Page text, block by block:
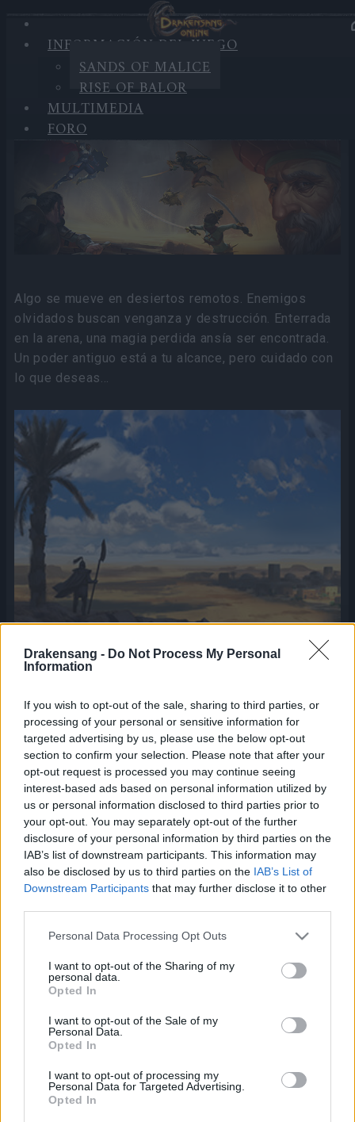
Drakensang - Do Not Process My Personal
Information
If you wish to opt-out of the sale, sharing to third parties, or
processing of your personal or sensitive information for
targeted advertising by us, please use the below opt-out
section to confirm your selection. Please note that after your
opt-out request is processed you may continue seeing
interest-based ads based on personal information utilized by
us or personal information disclosed to third parties prior to
your opt-out. You may separately opt-out of the further
disclosure of your personal information by third parties on the
IAB’s list of downstream participants. This information may
also be disclosed by us to third parties on the IAB’s List of
Downstream Participants that may further disclose it to other
Please note that this website/app uses one or more Google
not limited to your visit or usage behaviour. You may click to
grant or deny consent to Google and its third-party tags to
use your data for below specified purposes in below Google
consent section.
Personal Data Processing Opt Outs
I want to opt-out of the Sharing of my
personal data.
Opted In
I want to opt-out of the Sale of my
Personal Data.
Opted In
I want to opt-out of processing my
Personal Data for Targeted Advertising.
Opted In
INFORMACIÓN DEL JUEGO
SANDS OF MALICE
RISE OF BALOR
MULTIMEDIA
FORO
INFORMACIÓN DEL
JUEGO
Sands of Malice
Algo se mueve en desiertos remotos. Enemigos
olvidados buscan venganza y destrucción. Enterrada
en la arena, una magia perdida ansía ser encontrada.
Un poder antiguo está a tu alcance, pero cuidado con
lo que deseas...
de Quaizah. Los jugadores deben ayudar al querido
PNJ Zahir, cuya ciudad natal, Hiraja, ha sido asediada
por un enemigo tan peligroso como misterioso. ¡No
olvides llevar mucha agua porque las cosas se van a
poner calientes! Te esperan dunas interminables,
tormentas de arena, misteriosos templos y enemigos
legendarios. Estas arenas son hostiles y algunos
enemigos solo aparecerán en determinadas
condiciones...